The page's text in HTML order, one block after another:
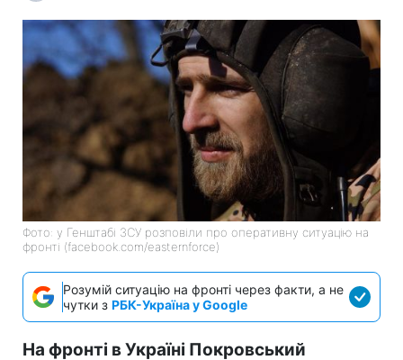
Фото: у Генштабі ЗСУ розповіли про оперативну ситуацію на
фронті (facebook.com/easternforce)
Розумій ситуацію на фронті через факти, а не
чутки з РБК-Україна у Google
На фронті в Україні Покровський